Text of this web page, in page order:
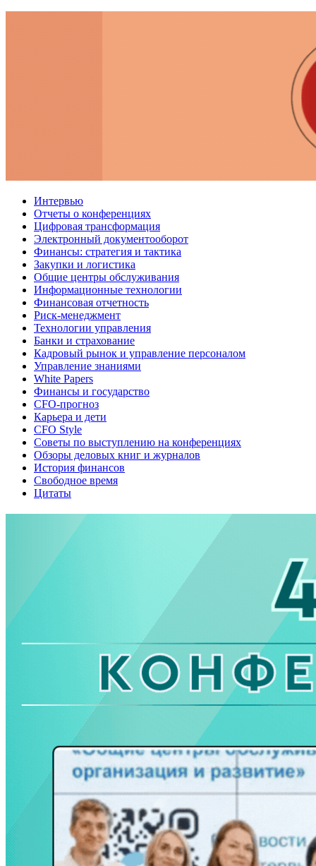
Интервью
Отчеты о конференциях
Цифровая трансформация
Электронный документооборот
Финансы: стратегия и тактика
Закупки и логистика
Общие центры обслуживания
Информационные технологии
Финансовая отчетность
Риск-менеджмент
Технологии управления
Банки и страхование
Кадровый рынок и управление персоналом
Управление знаниями
White Papers
Финансы и государство
CFO-прогноз
Карьера и дети
CFO Style
Советы по выступлению на конференциях
Обзоры деловых книг и журналов
История финансов
Свободное время
Цитаты